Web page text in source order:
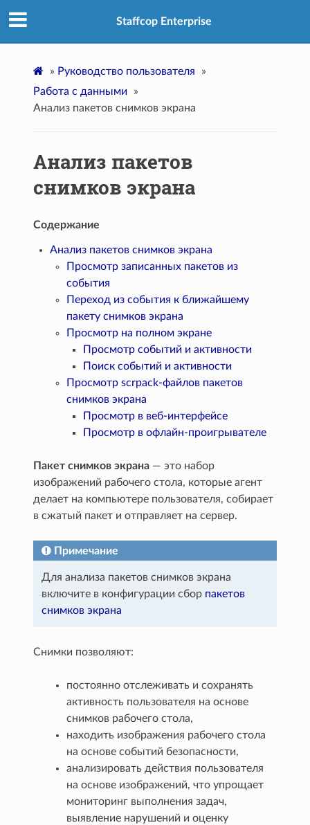
Staffcop Enterprise
» Руководство пользователя
»
Работа с данными
»
Анализ пакетов снимков экрана
Анализ пакетов
снимков экрана
Содержание
Анализ пакетов снимков экрана
Просмотр записанных пакетов из
события
Переход из события к ближайшему
пакету снимков экрана
Просмотр на полном экране
Просмотр событий и активности
Поиск событий и активности
Просмотр scrpack-файлов пакетов
снимков экрана
Просмотр в веб-интерфейсе
Просмотр в офлайн-проигрывателе
Пакет снимков экрана — это набор
изображений рабочего стола, которые агент
делает на компьютере пользователя, собирает
в сжатый пакет и отправляет на сервер.
Примечание
Для анализа пакетов снимков экрана
включите в конфигурации сбор пакетов
снимков экрана
Снимки позволяют:
постоянно отслеживать и сохранять
активность пользователя на основе
снимков рабочего стола,
находить изображения рабочего стола
на основе событий безопасности,
анализировать действия пользователя
на основе изображений, что упрощает
мониторинг выполнения задач,
выявление нарушений и оценку